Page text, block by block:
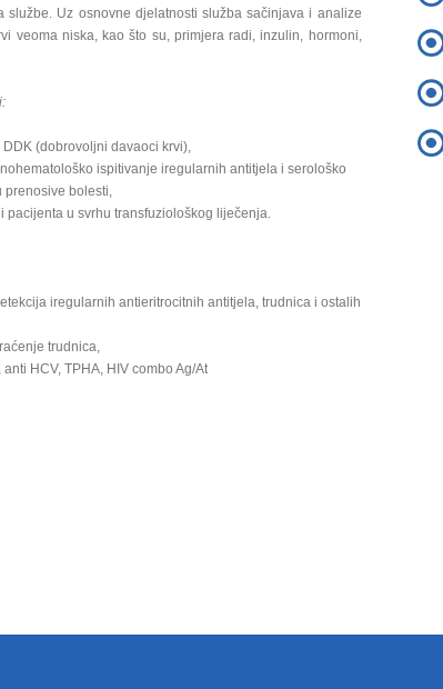
Uz osnovne djelatnosti služba sačinjava i analize
veoma niska, kao što su, primjera radi, inzulin, hormoni,
(dobrovoljni davaoci krvi),
ispitivanje iregularnih antitjela i serološko
prenosive bolesti,
pacijenta u svrhu transfuziološkog liječenja.
iregularnih antieritrocitnih antitjela, trudnica i ostalih
trudnica,
HCV, TPHA, HIV combo Ag/At